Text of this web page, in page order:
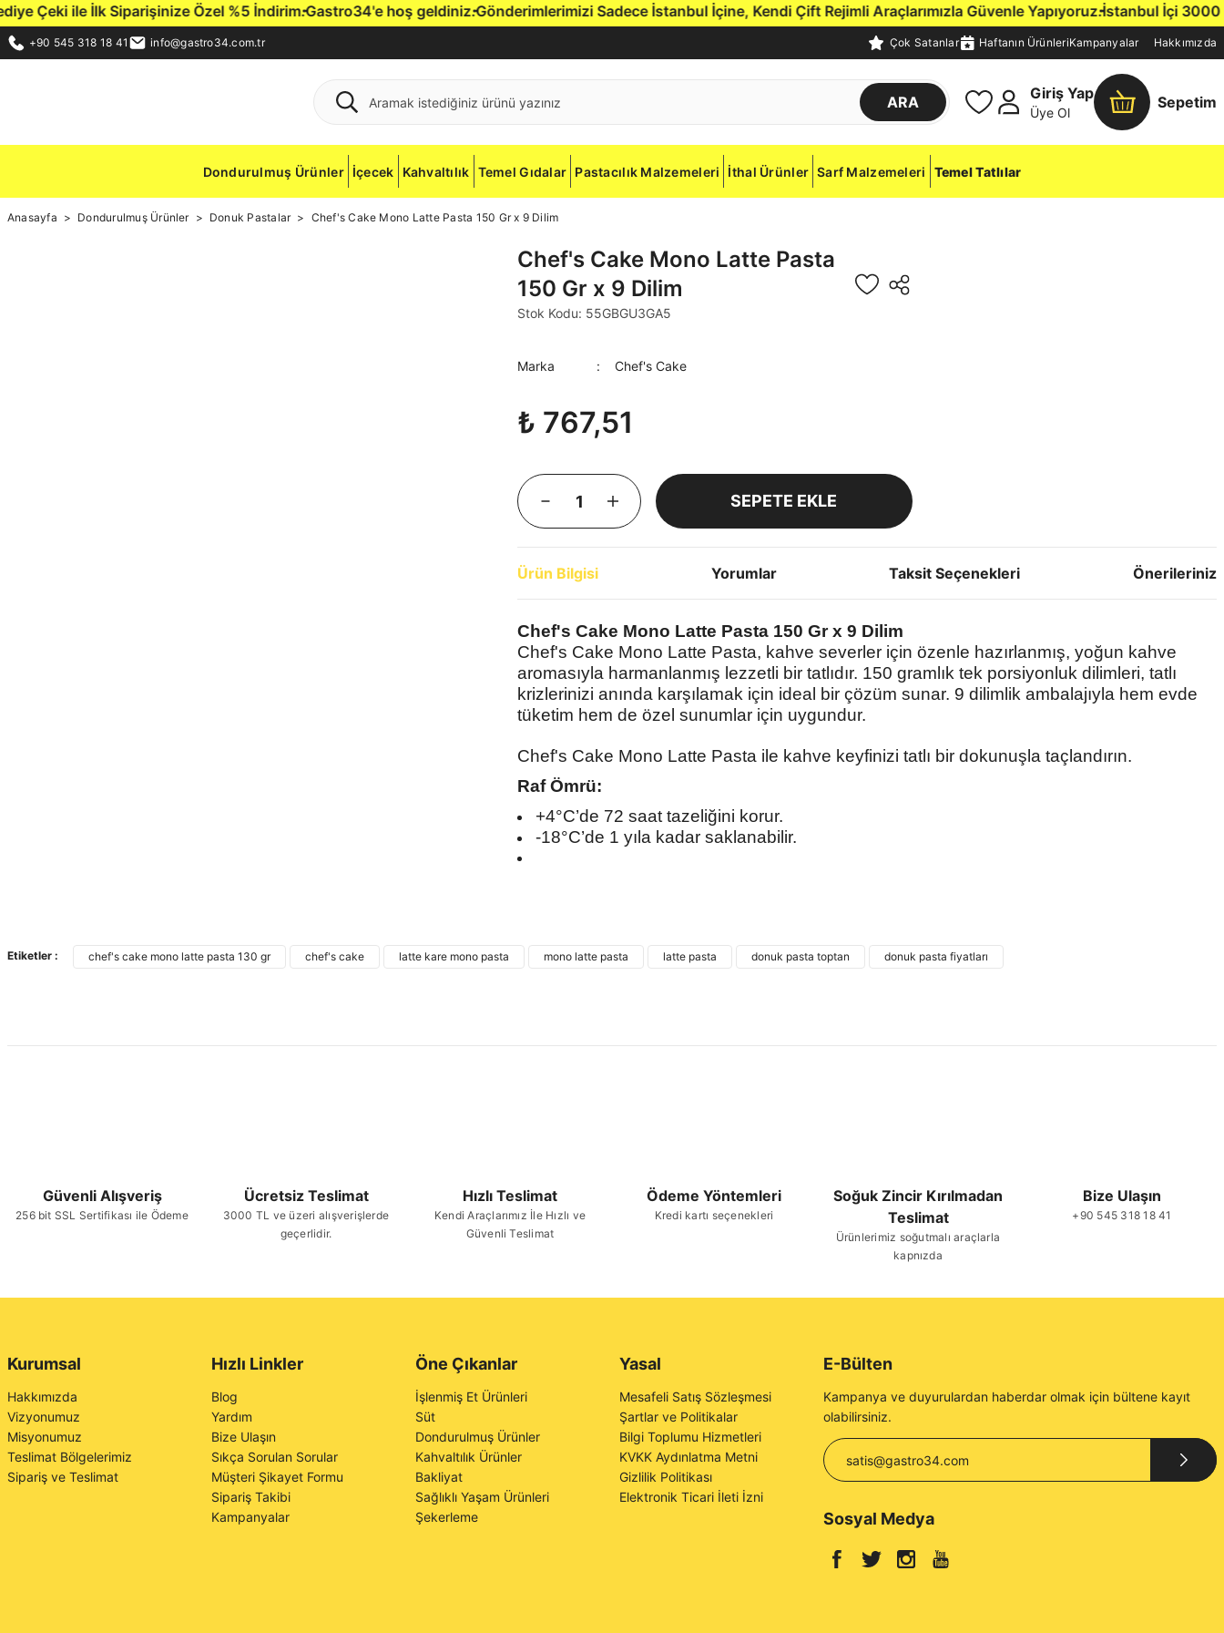
Çeki ile İlk Siparişinize Özel %5 İndirim.Gastro34'e hoş geldiniz.Gönderimlerimizi Sadece İstanbul İçine, Kendi Çift Rejimli Araçlarımızla Güvenle Yapıyoruz.İstanbul İçi 3000 TL
+90 545 318 18 41 info@gastro34.com.tr Çok Satanlar Haftanın ÜrünleriKampanyalar Hakkımızda
ARA
Giriş Yap
Üye Ol
Sepetim
Dondurulmuş Ürünler İçecek Kahvaltılık Temel Gıdalar Pastacılık Malzemeleri İthal Ürünler Sarf Malzemeleri Temel Tatlılar
Anasayfa Dondurulmuş Ürünler Donuk Pastalar Chef's Cake Mono Latte Pasta 150 Gr x 9 Dilim
Chef's Cake Mono Latte Pasta
150 Gr x 9 Dilim
Stok Kodu: 55GBGU3GA5
Marka Chef's Cake
₺ 767,51
SEPETE EKLE
Ürün Bilgisi Yorumlar Taksit Seçenekleri Önerileriniz
Chef's Cake Mono Latte Pasta 150 Gr x 9 Dilim
Chef's Cake Mono Latte Pasta, kahve severler için özenle hazırlanmış, yoğun kahve
aromasıyla harmanlanmış lezzetli bir tatlıdır. 150 gramlık tek porsiyonluk dilimleri, tatlı
krizlerinizi anında karşılamak için ideal bir çözüm sunar. 9 dilimlik ambalajıyla hem evde
tüketim hem de özel sunumlar için uygundur.
Chef's Cake Mono Latte Pasta ile kahve keyfinizi tatlı bir dokunuşla taçlandırın.
Raf Ömrü:
+4°C’de 72 saat tazeliğini korur.
-18°C’de 1 yıla kadar saklanabilir.
Ürün bilgilerinde hatalar bulunuyor.
Gönder
Etiketler : chef's cake mono latte pasta 130 gr chef's cake latte kare mono pasta mono latte pasta latte pasta donuk pasta toptan donuk pasta fiyatları
Güvenli Alışveriş
256 bit SSL Sertifikası ile Ödeme
Ücretsiz Teslimat
3000 TL ve üzeri alışverişlerde
geçerlidir.
Hızlı Teslimat
Kendi Araçlarımız İle Hızlı ve
Güvenli Teslimat
Ödeme Yöntemleri
Kredi kartı seçenekleri
Soğuk Zincir Kırılmadan
Teslimat
Ürünlerimiz soğutmalı araçlarla
kapnızda
Bize Ulaşın
+90 545 318 18 41
Kurumsal
Hakkımızda
Vizyonumuz
Misyonumuz
Teslimat Bölgelerimiz
Sipariş ve Teslimat
Hızlı Linkler
Blog
Yardım
Bize Ulaşın
Sıkça Sorulan Sorular
Müşteri Şikayet Formu
Sipariş Takibi
Kampanyalar
Öne Çıkanlar
İşlenmiş Et Ürünleri
Süt
Dondurulmuş Ürünler
Kahvaltılık Ürünler
Bakliyat
Sağlıklı Yaşam Ürünleri
Şekerleme
Yasal
Mesafeli Satış Sözleşmesi
Şartlar ve Politikalar
Bilgi Toplumu Hizmetleri
KVKK Aydınlatma Metni
Gizlilik Politikası
Elektronik Ticari İleti İzni
E-Bülten
Kampanya ve duyurulardan haberdar olmak için bültene kayıt
olabilirsiniz.
Sosyal Medya